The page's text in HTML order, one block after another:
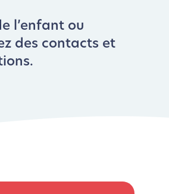
l’enfant ou
des contacts et